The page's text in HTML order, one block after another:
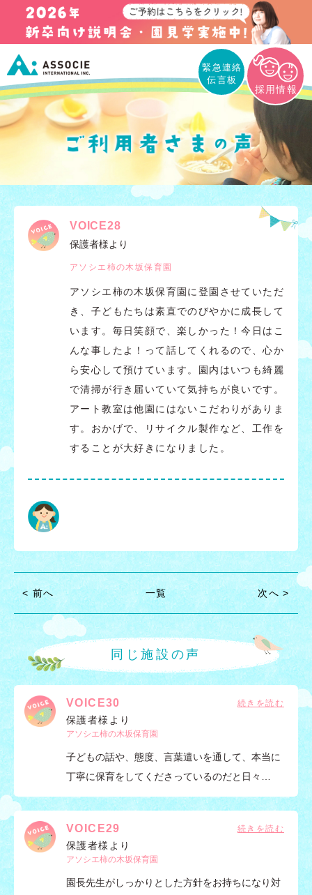
採用情報
緊急連絡
伝言板
VOICE28
保護者様より
アソシエ柿の木坂保育園
アソシエ柿の木坂保育園に登園させていただ
き、子どもたちは素直でのびやかに成長して
います。毎日笑顔で、楽しかった！今日はこ
んな事したよ！って話してくれるので、心か
ら安心して預けています。園内はいつも綺麗
で清掃が行き届いていて気持ちが良いです。
アート教室は他園にはないこだわりがありま
す。おかげで、リサイクル製作など、工作を
することが大好きになりました。
< 前へ 一覧 次へ >
同じ施設の声
VOICE30
保護者様より
アソシエ柿の木坂保育園
子どもの話や、態度、言葉遣いを通して、本当に
丁寧に保育をしてくださっているのだと日々…
VOICE29
保護者様より
アソシエ柿の木坂保育園
園長先生がしっかりとした方針をお持ちになり対